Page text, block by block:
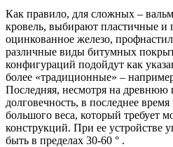
Как правило, для сложных –
кровель, выбирают пластичные и
оцинкованное железо,
различные виды битумных
конфигураций подойдут как
более «традиционные» –
Последняя, несмотря на
долговечность, в последнее время
большого веса, который требует
конструкций. При ее устройстве
быть в пределах 30-60 ° .